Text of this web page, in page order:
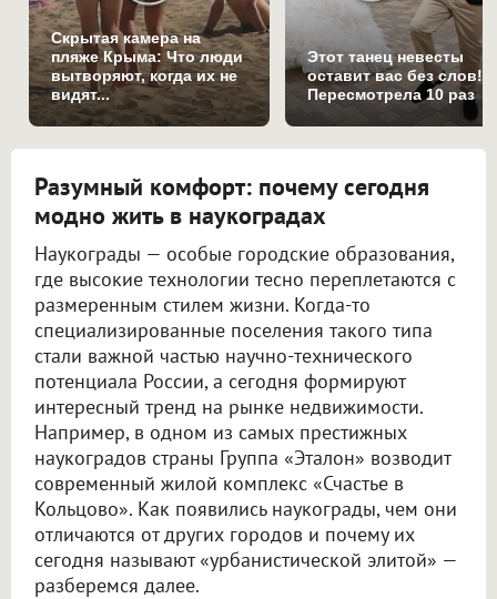
Скрытая камера на
пляже Крыма: Что люди
вытворяют, когда их не
видят...
Этот танец невесты
оставит вас без слов!
Пересмотрела 10 раз
Разумный комфорт: почему сегодня
модно жить в наукоградах
Наукограды — особые городские образования,
где высокие технологии тесно переплетаются с
размеренным стилем жизни. Когда-то
специализированные поселения такого типа
стали важной частью научно-технического
потенциала России, а сегодня формируют
интересный тренд на рынке недвижимости.
Например, в одном из самых престижных
наукоградов страны Группа «Эталон» возводит
современный жилой комплекс «Счастье в
Кольцово». Как появились наукограды, чем они
отличаются от других городов и почему их
сегодня называют «урбанистической элитой» —
разберемся далее.